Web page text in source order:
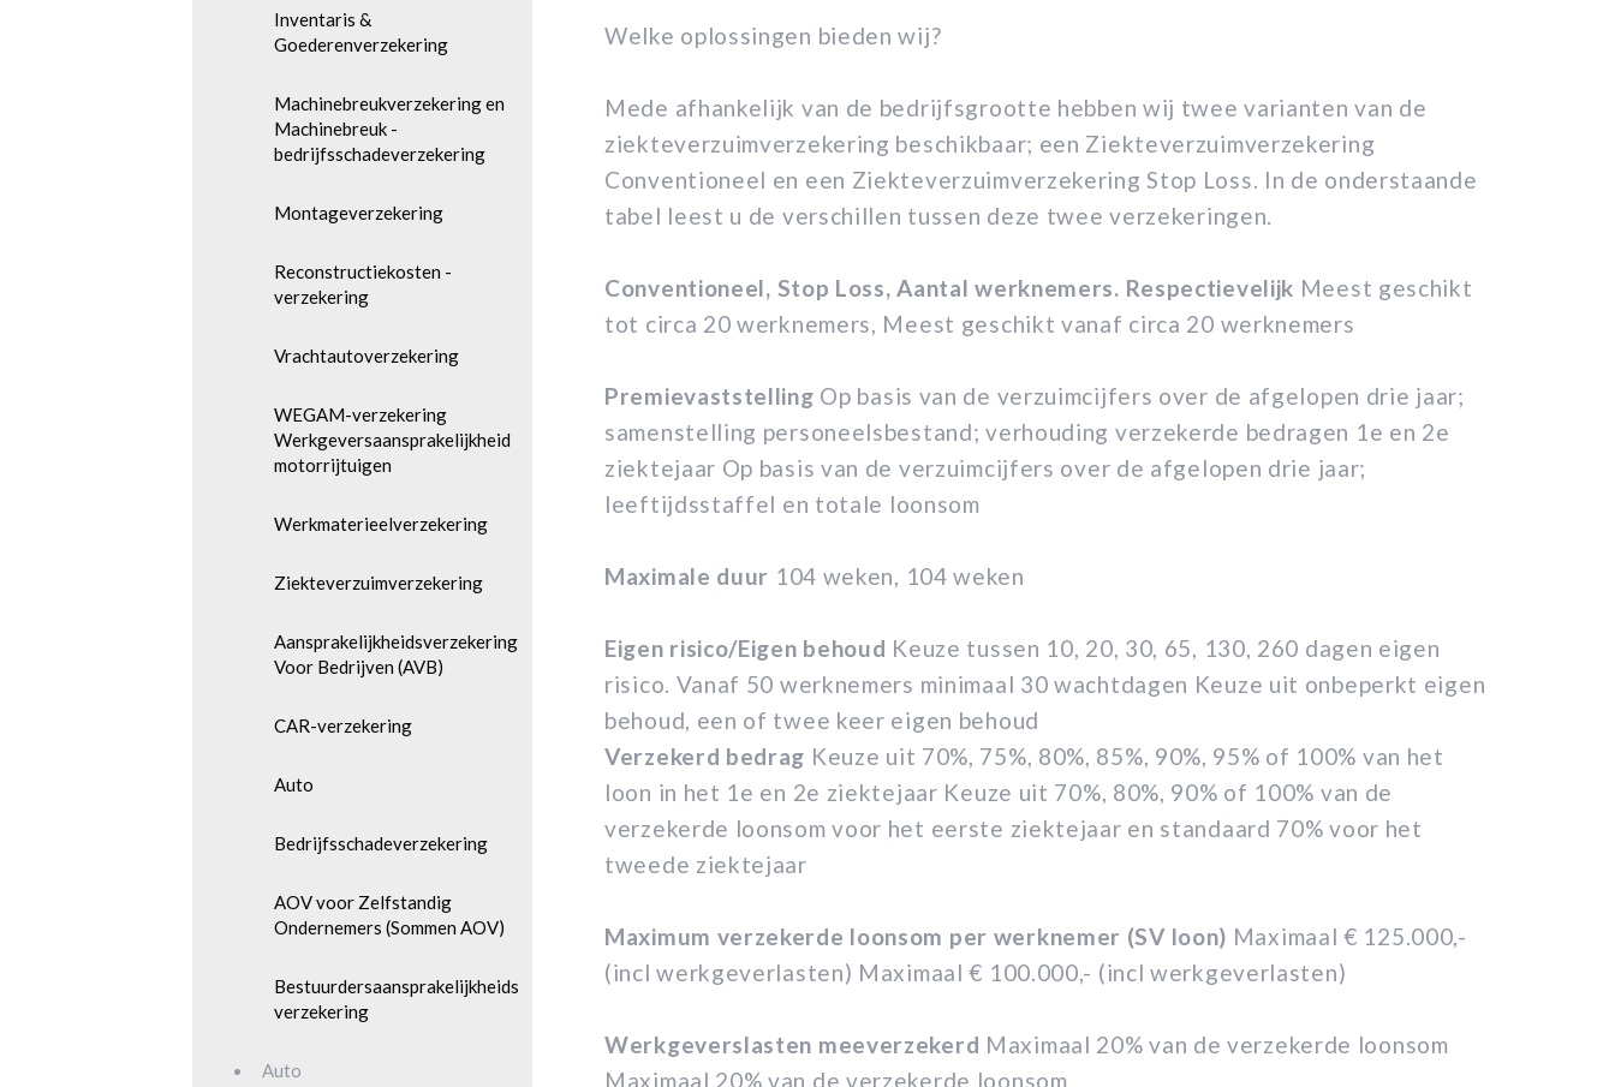
Inventaris &
Goederenverzekering
Machinebreukverzekering en
Machinebreuk -
bedrijfsschadeverzekering
Montageverzekering
Reconstructiekosten -
verzekering
Vrachtautoverzekering
WEGAM-verzekering
Werkgeversaansprakelijkheid
motorrijtuigen
Werkmaterieelverzekering
Ziekteverzuimverzekering
Aansprakelijkheidsverzekering
Voor Bedrijven (AVB)
CAR-verzekering
Auto
Bedrijfsschadeverzekering
AOV voor Zelfstandig
Ondernemers (Sommen AOV)
Bestuurdersaansprakelijkheids
verzekering
Auto
Welke oplossingen bieden wij?
Mede afhankelijk van de bedrijfsgrootte hebben wij twee varianten van de
ziekteverzuimverzekering beschikbaar; een Ziekteverzuimverzekering
Conventioneel en een Ziekteverzuimverzekering Stop Loss. In de onderstaande
tabel leest u de verschillen tussen deze twee verzekeringen.
Conventioneel, Stop Loss, Aantal werknemers. Respectievelijk Meest geschikt
tot circa 20 werknemers, Meest geschikt vanaf circa 20 werknemers
Premievaststelling Op basis van de verzuimcijfers over de afgelopen drie jaar;
samenstelling personeelsbestand; verhouding verzekerde bedragen 1e en 2e
ziektejaar Op basis van de verzuimcijfers over de afgelopen drie jaar;
leeftijdsstaffel en totale loonsom
Maximale duur 104 weken, 104 weken
Eigen risico/Eigen behoud Keuze tussen 10, 20, 30, 65, 130, 260 dagen eigen
risico. Vanaf 50 werknemers minimaal 30 wachtdagen Keuze uit onbeperkt eigen
behoud, een of twee keer eigen behoud
Verzekerd bedrag Keuze uit 70%, 75%, 80%, 85%, 90%, 95% of 100% van het
loon in het 1e en 2e ziektejaar Keuze uit 70%, 80%, 90% of 100% van de
verzekerde loonsom voor het eerste ziektejaar en standaard 70% voor het
tweede ziektejaar
Maximum verzekerde loonsom per werknemer (SV loon) Maximaal € 125.000,-
(incl werkgeverlasten) Maximaal € 100.000,- (incl werkgeverlasten)
Werkgeverslasten meeverzekerd Maximaal 20% van de verzekerde loonsom
Maximaal 20% van de verzekerde loonsom